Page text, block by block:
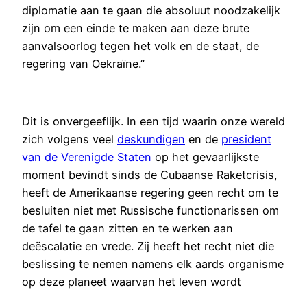
diplomatie aan te gaan die absoluut noodzakelijk
zijn om een einde te maken aan deze brute
aanvalsoorlog tegen het volk en de staat, de
regering van Oekraïne.”
Dit is onvergeeflijk. In een tijd waarin onze wereld
zich volgens veel deskundigen en de president
van de Verenigde Staten op het gevaarlijkste
moment bevindt sinds de Cubaanse Raketcrisis,
heeft de Amerikaanse regering geen recht om te
besluiten niet met Russische functionarissen om
de tafel te gaan zitten en te werken aan
deëscalatie en vrede. Zij heeft het recht niet die
beslissing te nemen namens elk aards organisme
op deze planeet waarvan het leven wordt